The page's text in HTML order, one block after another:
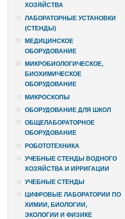
ХОЗЯЙСТВА
ЛАБОРАТОРНЫЕ УСТАНОВКИ
(СТЕНДЫ)
МЕДИЦИНСКОЕ
ОБОРУДОВАНИЕ
МИКРОБИОЛОГИЧЕСКОЕ,
БИОХИМИЧЕСКОЕ
ОБОРУДОВАНИЕ
МИКРОСКОПЫ
ОБОРУДОВАНИЕ ДЛЯ ШКОЛ
ОБЩЕЛАБОРАТОРНОЕ
ОБОРУДОВАНИЕ
РОБОТОТЕХНИКА
УЧЕБНЫЕ СТЕНДЫ ВОДНОГО
ХОЗЯЙСТВА И ИРРИГАЦИИ
УЧЕБНЫЕ СТЕНДЫ
ЦИФРОВЫЕ ЛАБОРАТОРИИ ПО
ХИМИИ, БИОЛОГИИ,
ЭКОЛОГИИ И ФИЗИКЕ